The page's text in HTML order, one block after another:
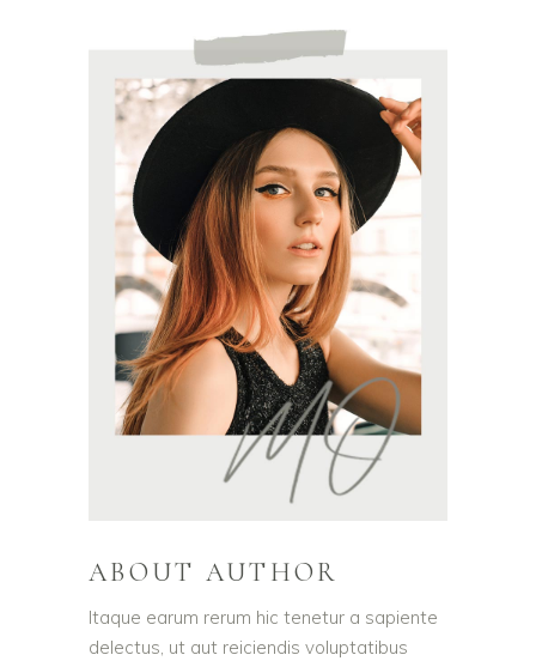
ABOUT AUTHOR
Itaque earum rerum hic tenetur a sapiente
delectus, ut aut reiciendis voluptatibus